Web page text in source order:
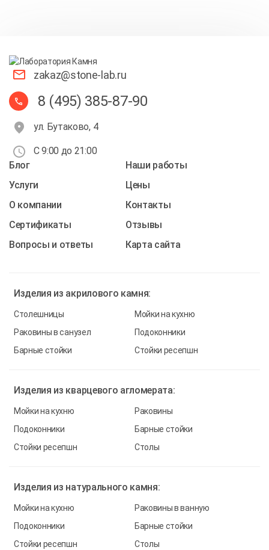
zakaz@stone-lab.ru
8 (495) 385-87-90
ул. Бутаково, 4
С 9:00 до 21:00
Блог
Наши работы
Услуги
Цены
О компании
Контакты
Cертификаты
Отзывы
Вопросы и ответы
Карта сайта
Изделия из акрилового камня:
Столешницы
Мойки на кухню
Раковины в санузел
Подоконники
Барные стойки
Стойки ресепшн
Изделия из кварцевого агломерата:
Мойки на кухню
Раковины
Подоконники
Барные стойки
Стойки ресепшн
Столы
Изделия из натурального камня:
Мойки на кухню
Раковины в ванную
Подоконники
Барные стойки
Стойки ресепшн
Столы